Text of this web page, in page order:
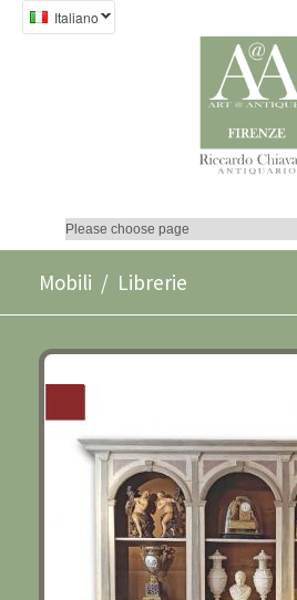
Italiano
Mobili / Librerie
FINE XVIII-INIZI XIX SECOLO